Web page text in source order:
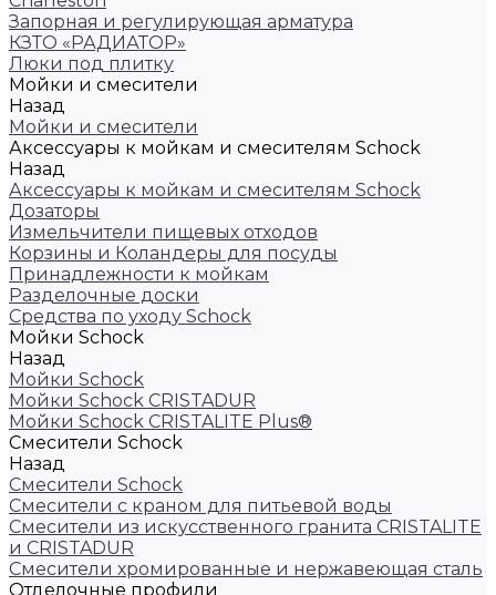
Запорная и регулирующая арматура
КЗТО «РАДИАТОР»
Люки под плитку
Мойки и смесители
Назад
Мойки и смесители
Аксессуары к мойкам и смесителям Schock
Назад
Аксессуары к мойкам и смесителям Schock
Дозаторы
Измельчители пищевых отходов
Корзины и Коландеры для посуды
Принадлежности к мойкам
Разделочные доски
Средства по уходу Schock
Мойки Schock
Назад
Мойки Schock
Мойки Schock CRISTADUR
Мойки Schock CRISTALITE Plus®
Смесители Schock
Назад
Смесители Schock
Cмесители с краном для питьевой воды
Смесители из искуcственного гранита CRISTALITE
и CRISTADUR
Смесители хромированные и нержавеющая сталь
Отделочные профили